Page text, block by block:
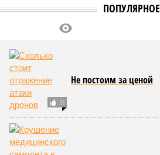
ПОПУЛЯРНОЕ
31
Не постоим за ценой